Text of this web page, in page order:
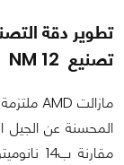
تصنيع 12 NM
مقارنة